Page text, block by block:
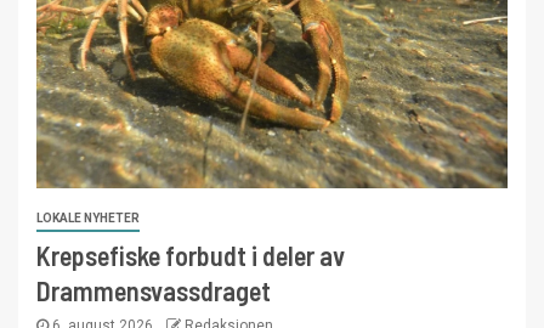
LOKALE NYHETER
Krepsefiske forbudt i deler av
Drammensvassdraget